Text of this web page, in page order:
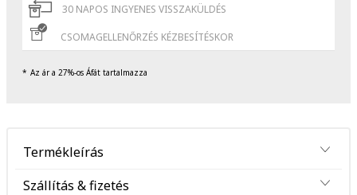
30 NAPOS INGYENES VISSZAKÜLDÉS
CSOMAGELLENŐRZÉS KÉZBESÍTÉSKOR
Az ár a 27%-os Áfát tartalmazza
Termékleírás
Szállítás & fizetés